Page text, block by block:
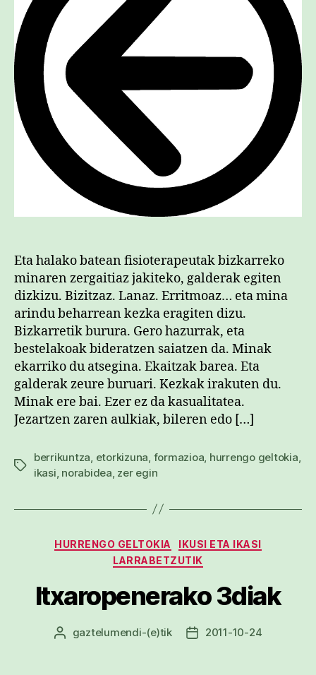
Eta halako batean fisioterapeutak bizkarreko
minaren zergaitiaz jakiteko, galderak egiten
dizkizu. Bizitzaz. Lanaz. Erritmoaz… eta mina
arindu beharrean kezka eragiten dizu.
Bizkarretik burura. Gero hazurrak, eta
bestelakoak bideratzen saiatzen da. Minak
ekarriko du atsegina. Ekaitzak barea. Eta
galderak zeure buruari. Kezkak irakuten du.
Minak ere bai. Ezer ez da kasualitatea.
Jezartzen zaren aulkiak, bileren edo […]
Etiketak
berrikuntza, etorkizuna, formazioa, hurrengo geltokia,
ikasi, norabidea, zer egin
Kategoriak
HURRENGO GELTOKIA
IKUSI ETA IKASI
LARRABETZUTIK
Itxaropenerako 3diak
Argitalpenaren
gaztelumendi-(e)tik
Argitalpenaren
2011-10-24